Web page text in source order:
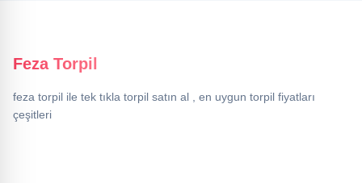
Feza Torpil
feza torpil ile tek tıkla torpil satın al , en uygun torpil fiyatları
çeşitleri